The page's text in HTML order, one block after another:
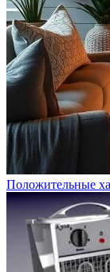
Положительные